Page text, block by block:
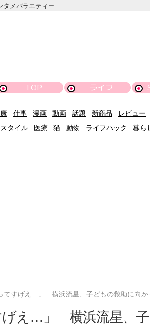
タメバラエティー
TOP ライフ
仕事 漫画 動画 話題 新商品
レビュー
タイル 医療 猫 動物 ライフハック 暮ら
てすげえ…」 横浜流星、子どもの救助に向か
げえ…」 横浜流星、